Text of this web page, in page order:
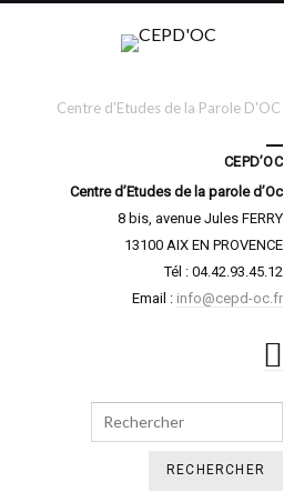
Centre d'Etudes de la Parole D'OC
CEPD’OC
Centre d’Etudes de la parole d’Oc
8 bis, avenue Jules FERRY
13100 AIX EN PROVENCE
Tél : 04.42.93.45.12
Email : info@cepd-oc.fr
Search